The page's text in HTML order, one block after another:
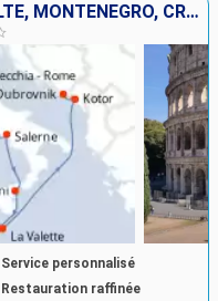
FRANCE, ESPAGNE, ITALIE, MALTE, MONTÉNÉGRO, CROATIE
Service personnalisé
Restauration raffinée